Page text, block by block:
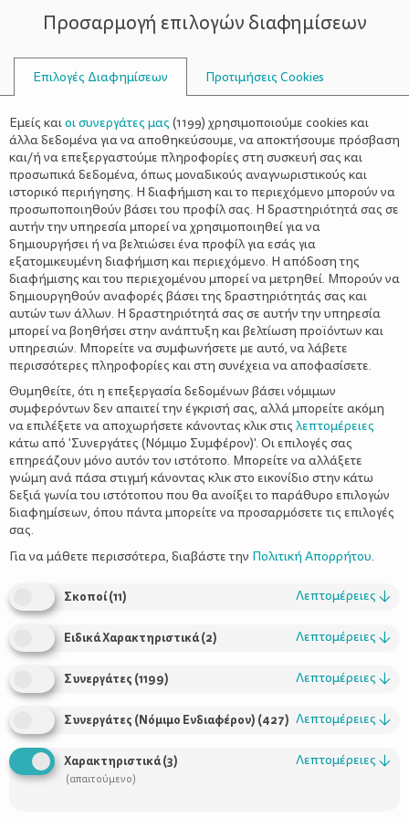
ΣΥΜΒΟΥΛΟΙ
SHOPPING
ΘΕΡΙΝΕΣ ΕΚΠΤΩΣΕΙΣ: Ψωνίστε έξυπνα
Χρήσιμοι Σύνδεσμοι
Τι είναι το ΔΕΛΤΑ moms
Προσαρμογή επιλογών διαφημίσεων
Επιλογές Διαφημίσεων Προτιμήσεις Cookies
Εμείς καιοι συνεργάτες μας (1199) χρησιμοποιούμε cookies και
άλλα δεδομένα για να αποθηκεύσουμε, να αποκτήσουμε πρόσβαση
και/ή να επεξεργαστούμε πληροφορίες στη συσκευή σας και
προσωπικά δεδομένα, όπως μοναδικούς αναγνωριστικούς και
ιστορικό περιήγησης. Η διαφήμιση και το περιεχόμενο μπορούν να
προσωποποιηθούν βάσει του προφίλ σας. Η δραστηριότητά σας σε
αυτήν την υπηρεσία μπορεί να χρησιμοποιηθεί για να
δημιουργήσει ή να βελτιώσει ένα προφίλ για εσάς για
εξατομικευμένη διαφήμιση και περιεχόμενο. Η απόδοση της
διαφήμισης και του περιεχομένου μπορεί να μετρηθεί. Μπορούν να
δημιουργηθούν αναφορές βάσει της δραστηριότητάς σας και
αυτών των άλλων. Η δραστηριότητά σας σε αυτήν την υπηρεσία
μπορεί να βοηθήσει στην ανάπτυξη και βελτίωση προϊόντων και
υπηρεσιών. Μπορείτε να συμφωνήσετε με αυτό, να λάβετε
περισσότερες πληροφορίες και στη συνέχεια να αποφασίσετε.
Θυμηθείτε, ότι η επεξεργασία δεδομένων βάσει νόμιμων
συμφερόντων δεν απαιτεί την έγκρισή σας, αλλά μπορείτε ακόμη
να επιλέξετε να αποχωρήσετε κάνοντας κλικ στις λεπτομέρειες
κάτω από 'Συνεργάτες (Νόμιμο Συμφέρον)'. Οι επιλογές σας
επηρεάζουν μόνο αυτόν τον ιστότοπο. Μπορείτε να αλλάξετε
γνώμη ανά πάσα στιγμή κάνοντας κλικ στο εικονίδιο στην κάτω
δεξιά γωνία του ιστότοπου που θα ανοίξει το παράθυρο επιλογών
διαφημίσεων, όπου πάντα μπορείτε να προσαρμόσετε τις επιλογές
σας.
Για να μάθετε περισσότερα, διαβάστε την Πολιτική Απορρήτου.
Σκοποί(11) Λεπτομέρειες ↓
Ειδικά Χαρακτηριστικά(2) Λεπτομέρειες ↓
Συνεργάτες (1199) Λεπτομέρειες ↓
Συνεργάτες (Νόμιμο Ενδιαφέρον) (427) Λεπτομέρειες ↓
Χαρακτηριστικά(3)
(απαιτούμενο)
Λεπτομέρειες ↓